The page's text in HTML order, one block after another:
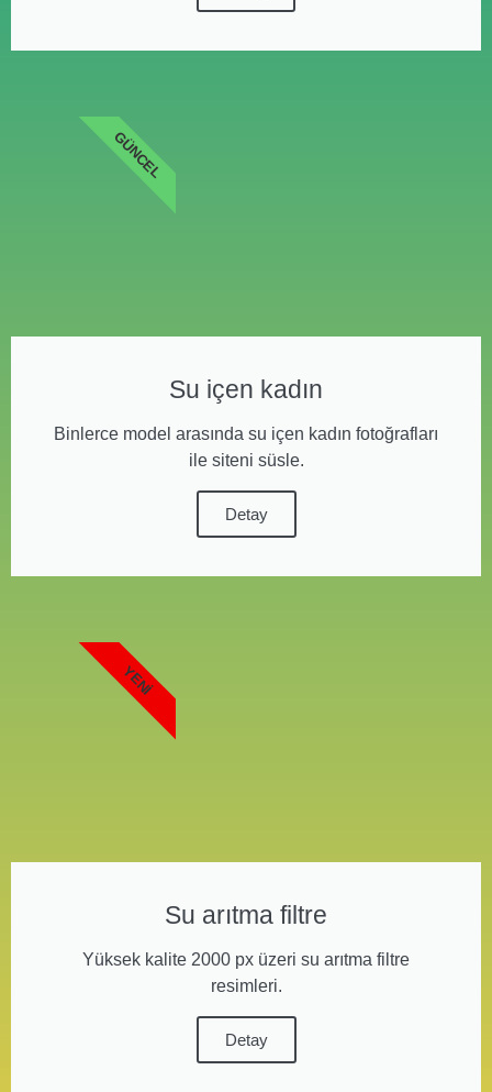
Su içen kadın
Binlerce model arasında su içen kadın fotoğrafları
ile siteni süsle.
Detay
GÜNCEL
Su arıtma filtre
Yüksek kalite 2000 px üzeri su arıtma filtre
resimleri.
Detay
YENI